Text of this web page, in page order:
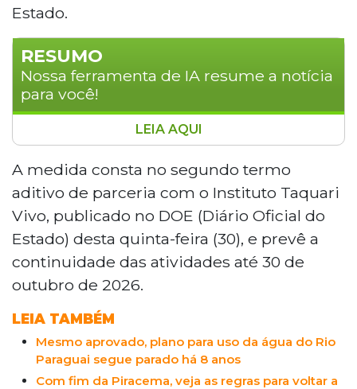
Estado.
RESUMO
Nossa ferramenta de IA resume a notícia
para você!
O Governo de Mato Grosso do Sul
ampliou para R$ 1,78 milhão o
investimento para conter o assoreamento
e recuperar áreas degradadas em bacias
que alimentam o Rio Taquari. O reforço
de R$ 585,9 mil foi formalizado em
parceria com o Instituto Taquari Vivo e
estende as atividades até outubro de
terraços, adequação de estradas rurais e
intervenções em propriedades nas bacias
dos rios Betione, Formoso, da Prata e
Salobra.
LEIA AQUI
A medida consta no segundo termo
aditivo de parceria com o Instituto Taquari
Vivo, publicado no DOE (Diário Oficial do
Estado) desta quinta-feira (30), e prevê a
continuidade das atividades até 30 de
outubro de 2026.
LEIA TAMBÉM
Mesmo aprovado, plano para uso da água do Rio
Paraguai segue parado há 8 anos
Com fim da Piracema, veja as regras para voltar a